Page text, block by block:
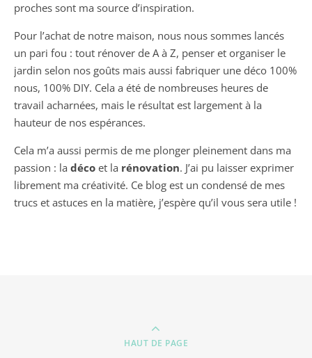
proches sont ma source d’inspiration.
Pour l’achat de notre maison, nous nous sommes lancés
un pari fou : tout rénover de A à Z, penser et organiser le
jardin selon nos goûts mais aussi fabriquer une déco 100%
nous, 100% DIY. Cela a été de nombreuses heures de
travail acharnées, mais le résultat est largement à la
hauteur de nos espérances.
Cela m’a aussi permis de me plonger pleinement dans ma
passion : la déco et la rénovation. J’ai pu laisser exprimer
librement ma créativité. Ce blog est un condensé de mes
trucs et astuces en la matière, j’espère qu’il vous sera utile !
HAUT DE PAGE